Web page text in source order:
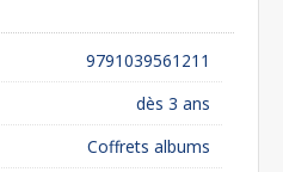
9791039561211
dès 3 ans
Coffrets albums